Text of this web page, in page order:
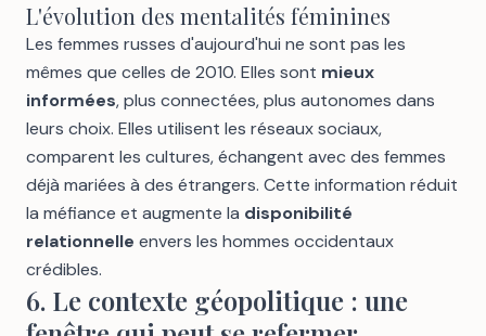
L'évolution des mentalités féminines
Les femmes russes d'aujourd'hui ne sont pas les
mêmes que celles de 2010. Elles sont mieux
informées, plus connectées, plus autonomes dans
leurs choix. Elles utilisent les réseaux sociaux,
comparent les cultures, échangent avec des femmes
déjà mariées à des étrangers. Cette information réduit
la méfiance et augmente la disponibilité
relationnelle envers les hommes occidentaux
crédibles.
6. Le contexte géopolitique : une